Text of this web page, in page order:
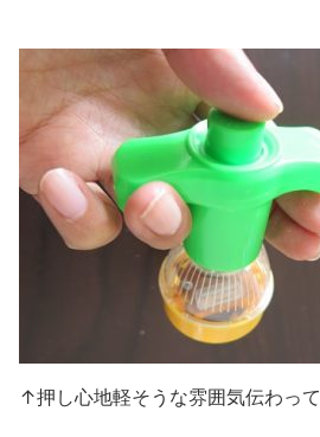
↑押し心地軽そうな雰囲気伝わっ